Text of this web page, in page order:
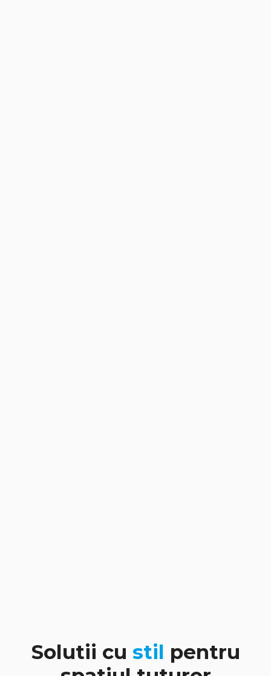
Solutii cu stil pentru